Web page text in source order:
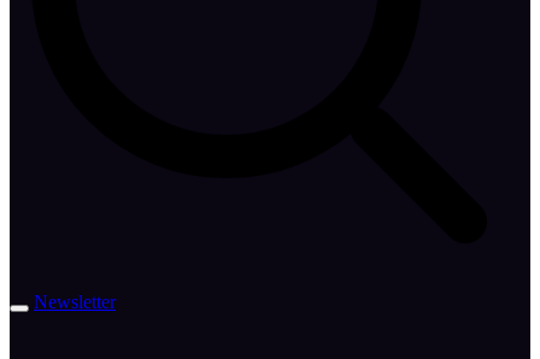
Newsletter